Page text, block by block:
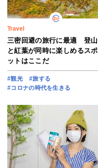
Travel
三密回避の旅行に最適 登山
と紅葉が同時に楽しめるスポ
ットはここだ
#観光
#旅する
#コロナの時代を生きる